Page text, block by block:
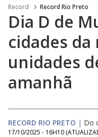
Record Record Rio Preto
Dia D de
cidades
unidades
amanhã
RECORD RIO PRETO | Do
17/10/2025 - 16H10